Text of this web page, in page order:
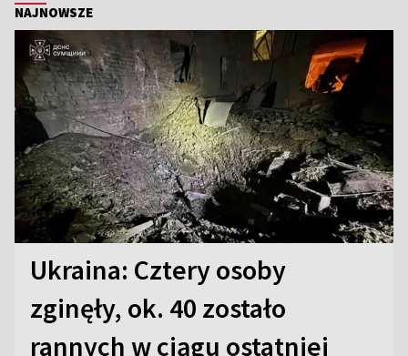
NAJNOWSZE
Ukraina: Cztery osoby
zginęły, ok. 40 zostało
rannych w ciągu ostatniej